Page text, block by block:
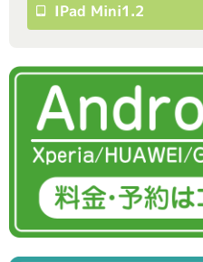
IPad Mini1.2